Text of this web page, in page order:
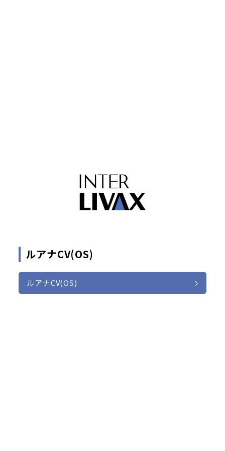
ルアナCV(OS)
ルアナCV(OS)